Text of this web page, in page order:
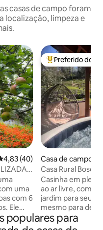
casas de campo foram
localização, limpeza e
de uma avaliação média
4,83 (40)
uma
com 6
Ele
Entre os
Preferido dos
Casa de campo ⋅
Casa Rural
Casinha em
ao ar livre, com
jardim para seus
mesmo para
lenha, linda sala
madeira.
populares para